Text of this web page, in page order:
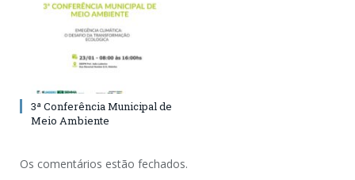
3ª Conferência Municipal de
Meio Ambiente
Os comentários estão fechados.